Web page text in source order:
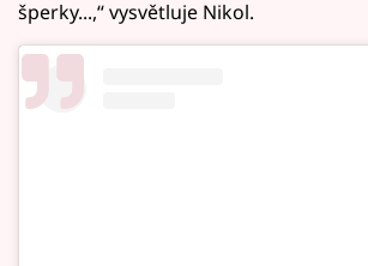
šperky...,“ vysvětluje Nikol.